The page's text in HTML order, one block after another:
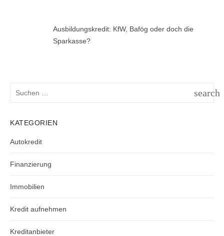
Ausbildungskredit: KfW, Bafög oder doch die
Sparkasse?
search
KATEGORIEN
Autokredit
Finanzierung
Immobilien
Kredit aufnehmen
Kreditanbieter